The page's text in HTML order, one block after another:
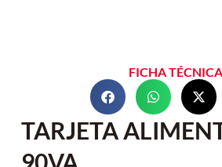
FICHA TÉCNICA
TARJETA